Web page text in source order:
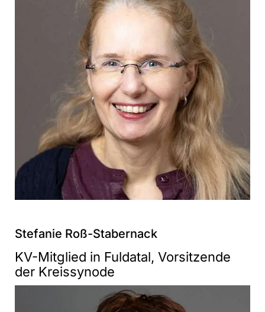
Stefanie Roß-Stabernack
KV-Mitglied in Fuldatal, Vorsitzende
der Kreissynode